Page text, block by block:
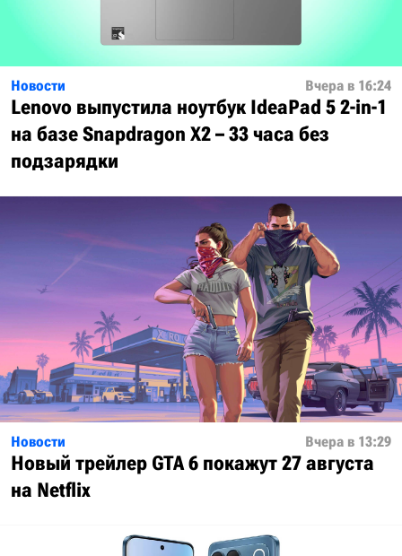
Новости Вчера в 16:24
Lenovo выпустила ноутбук IdeaPad 5 2-in-1
на базе Snapdragon X2 – 33 часа без
подзарядки
Новости Вчера в 13:29
Новый трейлер GTA 6 покажут 27 августа
на Netflix